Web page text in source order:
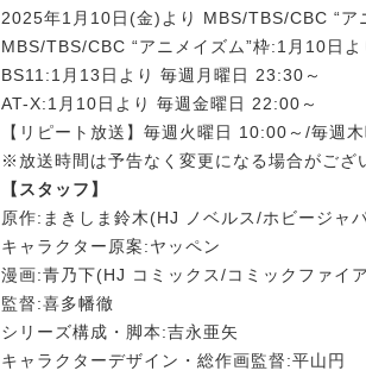
2025年1月10日(金)より MBS/TBS/CBC “ア
MBS/TBS/CBC “アニメイズム”枠:1月10日
BS11:1月13日より 毎週月曜日 23:30～
AT-X:1月10日より 毎週金曜日 22:00～
【リピート放送】毎週火曜日 10:00～/毎週
※放送時間は予告なく変更になる場合がござ
【スタッフ】
原作:まきしま鈴木(HJ ノベルス/ホビージャ
キャラクター原案:ヤッペン
漫画:青乃下(HJ コミックス/コミックファイ
監督:喜多幡徹
シリーズ構成・脚本:吉永亜矢
キャラクターデザイン・総作画監督:平山円